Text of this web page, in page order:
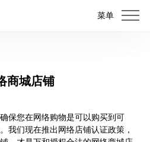
菜单
商城店铺
保您在网络购物是可以购买到可
我们现在推出网络店铺认证政策，